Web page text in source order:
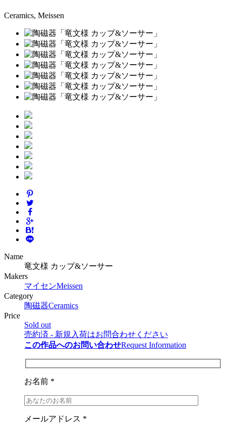
Ceramics, Meissen
Name
竜文様 カップ&ソーサー
Makers
マイセンMeissen
Category
陶磁器Ceramics
Price
Sold out
売約済 - 新規入荷はお問合わせください
この作品へのお問い合わせRequest Information
お名前 *
メールアドレス *